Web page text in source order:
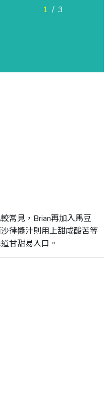
1 / 3
常見，Brian再加入馬豆
律醬汁則用上甜咸酸苦等
甘甜易入口。